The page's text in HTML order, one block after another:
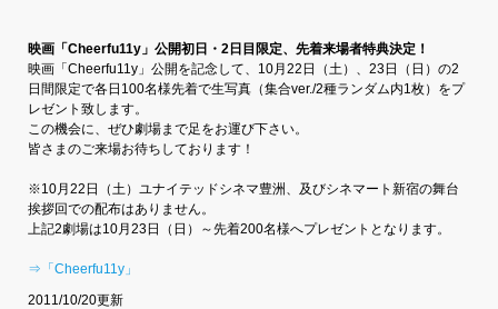
映画「Cheerfu11y」公開初日・2日目限定、先着来場者特典決定！
映画「Cheerfu11y」公開を記念して、10月22日（土）、23日（日）の2
日間限定で各日100名様先着で生写真（集合ver./2種ランダム内1枚）をプ
レゼント致します。
この機会に、ぜひ劇場まで足をお運び下さい。
皆さまのご来場お待ちしております！
※10月22日（土）ユナイテッドシネマ豊洲、及びシネマート新宿の舞台
挨拶回での配布はありません。
上記2劇場は10月23日（日）～先着200名様へプレゼントとなります。
⇒「Cheerfu11y」
2011/10/20更新